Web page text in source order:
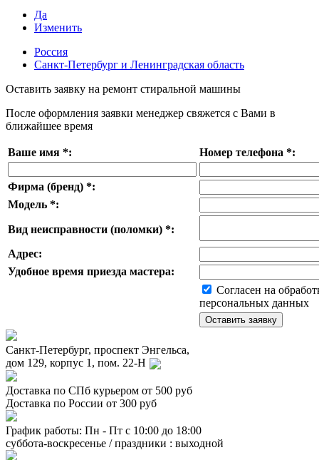
Да
Изменить
Россия
Санкт-Петербург и Ленинградская область
Оставить заявку на ремонт стиральной машины
После оформления заявки менеджер свяжется с Вами в
ближайшее время
Ваше имя *: Номер телефона *:
Фирма (бренд) *:
Модель *:
Вид неисправности (поломки) *:
Адрес:
Удобное время приезда мастера:
Согласен на
персональных данных
Санкт-Петербург, проспект Энгельса,
дом 129, корпус 1, пом. 22-Н
Доставка по СПб курьером от 500 руб
Доставка по России от 300 руб
График работы: Пн - Пт с 10:00 до 18:00
суббота-воскресенье / праздники : выходной